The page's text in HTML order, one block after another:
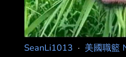
SeanLi1013 · 美國職籃